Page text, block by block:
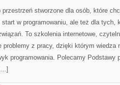
przestrzeń stworzone dla osób, które
w programowaniu, ale też dla tych,
To szkolenia internetowe,
problemy z pracy, dzięki którym wiedza
programowania. Polecamy Podstawy